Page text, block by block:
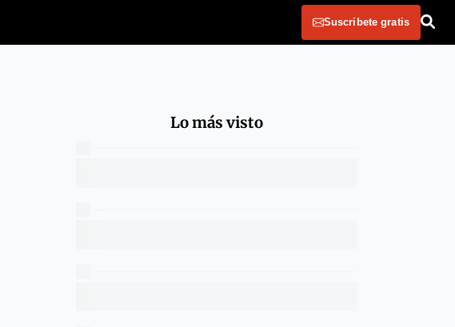
Suscribete gratis
Lo más visto